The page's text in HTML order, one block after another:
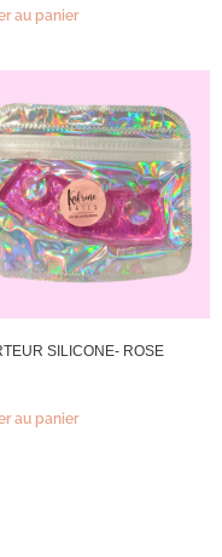
au panier
SILICONE- ROSE
au panier